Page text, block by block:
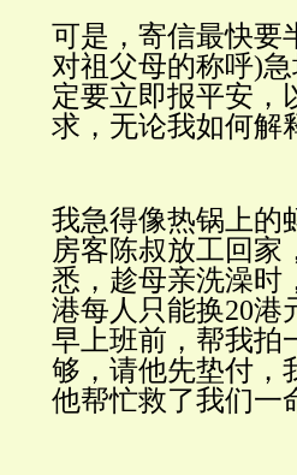
可是，寄信最快要
对祖父母的称呼)
定要立即报平安，
求，无论我如何解
我急得像热锅上的
房客陈叔放工回家
悉，趁母亲洗澡时
港每人只能换20港
早上班前，帮我拍
够，请他先垫付，
他帮忙救了我们一